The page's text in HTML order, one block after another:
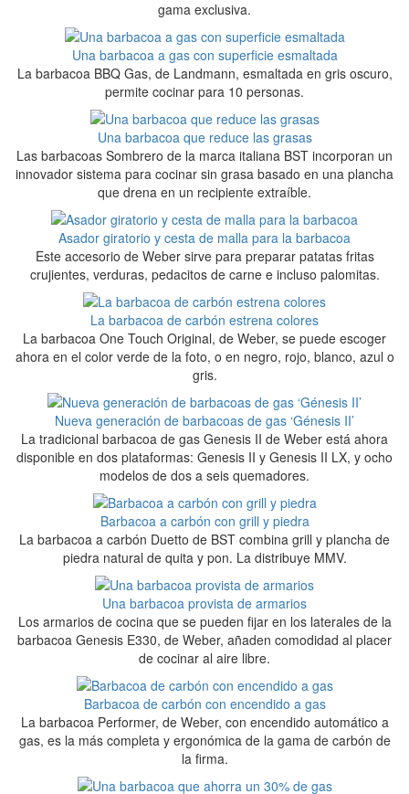
gama exclusiva.
Una barbacoa a gas con superficie esmaltada
La barbacoa BBQ Gas, de Landmann, esmaltada en gris oscuro,
permite cocinar para 10 personas.
Una barbacoa que reduce las grasas
Las barbacoas Sombrero de la marca italiana BST incorporan un
innovador sistema para cocinar sin grasa basado en una plancha
que drena en un recipiente extraíble.
Asador giratorio y cesta de malla para la barbacoa
Este accesorio de Weber sirve para preparar patatas fritas
crujientes, verduras, pedacitos de carne e incluso palomitas.
La barbacoa de carbón estrena colores
La barbacoa One Touch Original, de Weber, se puede escoger
ahora en el color verde de la foto, o en negro, rojo, blanco, azul o
gris.
Nueva generación de barbacoas de gas ‘Génesis II’
La tradicional barbacoa de gas Genesis II de Weber está ahora
disponible en dos plataformas: Genesis II y Genesis II LX, y ocho
modelos de dos a seis quemadores.
Barbacoa a carbón con grill y piedra
La barbacoa a carbón Duetto de BST combina grill y plancha de
piedra natural de quita y pon. La distribuye MMV.
Una barbacoa provista de armarios
Los armarios de cocina que se pueden fijar en los laterales de la
barbacoa Genesis E330, de Weber, añaden comodidad al placer
de cocinar al aire libre.
Barbacoa de carbón con encendido a gas
La barbacoa Performer, de Weber, con encendido automático a
gas, es la más completa y ergonómica de la gama de carbón de
la firma.